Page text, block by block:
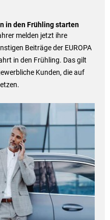
in den Frühling starten
melden jetzt ihre
Beiträge der EUROPA
in den Frühling. Das gilt
Kunden, die auf